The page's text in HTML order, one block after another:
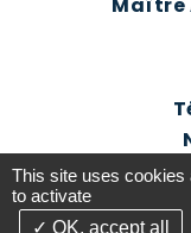
This site uses cookies
to activate
OK, accept all